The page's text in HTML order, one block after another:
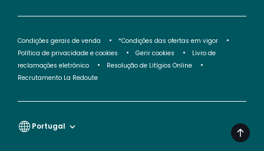
Condições gerais de venda
*Condições das ofertas em vigor
Política de privacidade e cookies
Gerir cookies
Livro de
reclamações eletrónico
Resolução de Litígios Online
Recrutamento La Redoute
Portugal